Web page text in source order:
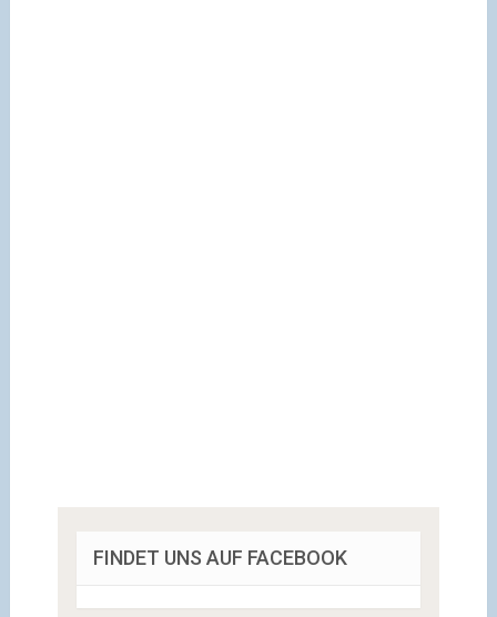
FINDET UNS AUF FACEBOOK